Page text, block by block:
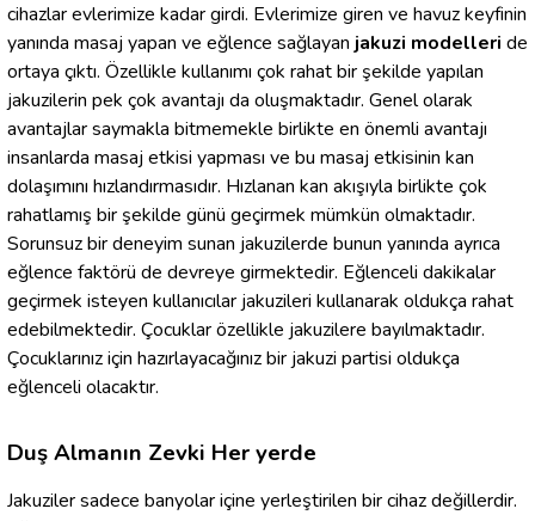
cihazlar evlerimize kadar girdi. Evlerimize giren ve havuz keyfinin
yanında masaj yapan ve eğlence sağlayan jakuzi modelleri de
ortaya çıktı. Özellikle kullanımı çok rahat bir şekilde yapılan
jakuzilerin pek çok avantajı da oluşmaktadır. Genel olarak
avantajlar saymakla bitmemekle birlikte en önemli avantajı
insanlarda masaj etkisi yapması ve bu masaj etkisinin kan
dolaşımını hızlandırmasıdır. Hızlanan kan akışıyla birlikte çok
rahatlamış bir şekilde günü geçirmek mümkün olmaktadır.
Sorunsuz bir deneyim sunan jakuzilerde bunun yanında ayrıca
eğlence faktörü de devreye girmektedir. Eğlenceli dakikalar
geçirmek isteyen kullanıcılar jakuzileri kullanarak oldukça rahat
edebilmektedir. Çocuklar özellikle jakuzilere bayılmaktadır.
Çocuklarınız için hazırlayacağınız bir jakuzi partisi oldukça
eğlenceli olacaktır.
Duş Almanın Zevki Her yerde
Jakuziler sadece banyolar içine yerleştirilen bir cihaz değillerdir.